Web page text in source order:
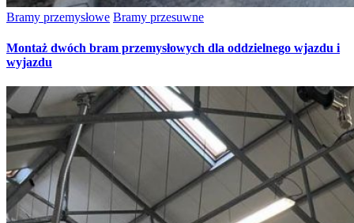
Bramy przemysłowe Bramy przesuwne
Montaż dwóch bram przemysłowych dla oddzielnego wjazdu i
wyjazdu